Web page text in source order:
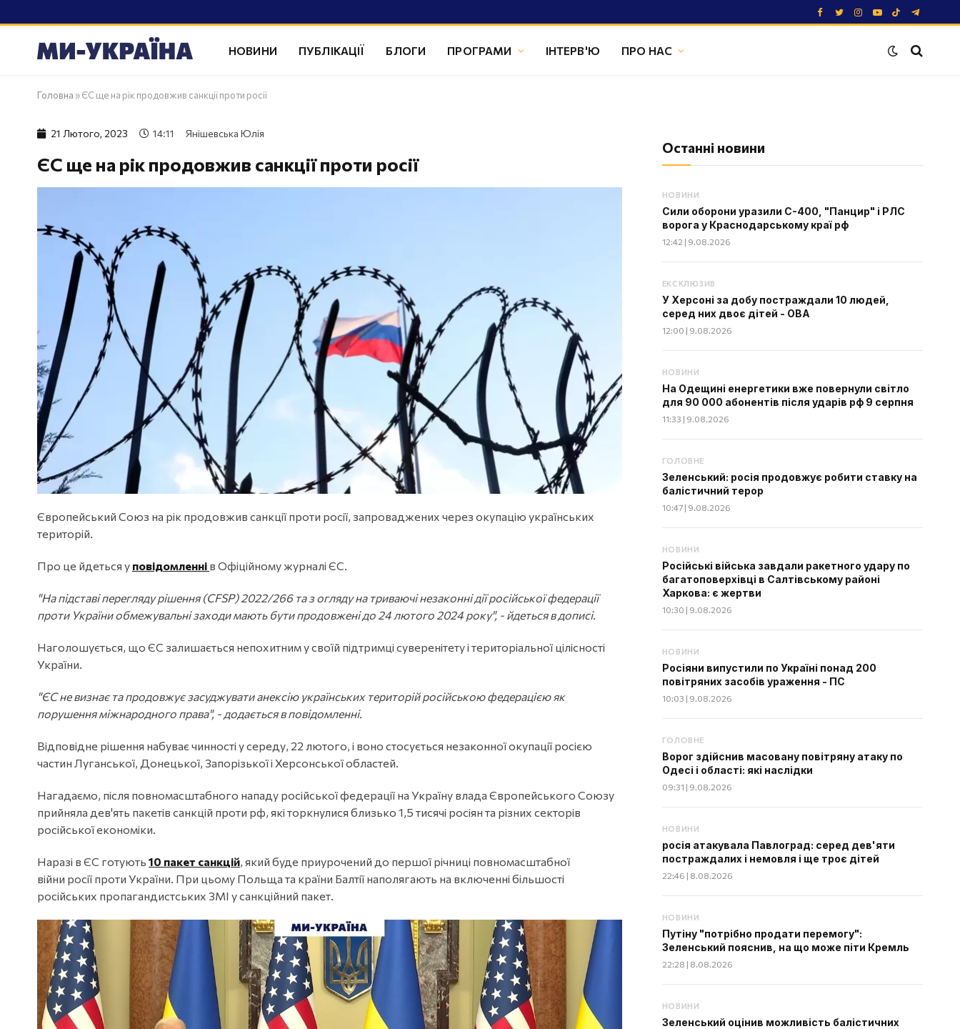
Facebook
TwitterInstagram
YouTube
TikTokTelegram
НОВИНИ ПУБЛІКАЦІЇ БЛОГИ ПРОГРАМИ ІНТЕРВ'Ю ПРО НАС
Головна »ЄС ще на рік продовжив санкції проти росії
21 Лютого, 2023 14:11 Янішевська Юлія
ЄС ще на рік продовжив санкції проти росії
Європейський Союз на рік продовжив санкції проти росії, запроваджених через окупацію українських
територій.
Про це йдеться у повідомленні в Офіційному журналі ЄС.
"На підставі перегляду рішення (CFSP) 2022/266 та з огляду на триваючі незаконні дії російської федерації
проти України обмежувальні заходи мають бути продовжені до 24 лютого 2024 року", - йдеться в дописі.
Наголошується, що ЄС залишається непохитним у своїй підтримці суверенітету і територіальної цілісності
України.
"ЄС не визнає та продовжує засуджувати анексію українських територій російською федерацією як
порушення міжнародного права", - додається в повідомленні.
Відповідне рішення набуває чинності у середу, 22 лютого, і воно стосується незаконної окупації росією
частин Луганської, Донецької, Запорізької і Херсонської областей.
Нагадаємо, після повномасштабного нападу російської федерації на Україну влада Європейського Союзу
прийняла дев'ять пакетів санкцій проти рф, які торкнулися близько 1,5 тисячі росіян та різних секторів
російської економіки.
Наразі в ЄС готують 10 пакет санкцій, який буде приурочений до першої річниці повномасштабної
війни росії проти України. При цьому Польща та країни Балтії наполягають на включенні більшості
російських пропагандистських ЗМІ у санкційний пакет.
Останні новини
НОВИНИ
Сили оборони уразили С-400, "Панцир" і РЛС
ворога у Краснодарському краї рф
12:42 | 9.08.2026
ЕКСКЛЮЗИВ
У Херсоні за добу постраждали 10 людей,
серед них двоє дітей - ОВА
12:00 | 9.08.2026
НОВИНИ
На Одещині енергетики вже повернули світло
для 90 000 абонентів після ударів рф 9 серпня
11:33 | 9.08.2026
ГОЛОВНЕ
Зеленський: росія продовжує робити ставку на
балістичний терор
10:47 | 9.08.2026
НОВИНИ
Російські війська завдали ракетного удару по
багатоповерхівці в Салтівському районі
Харкова: є жертви
10:30 | 9.08.2026
НОВИНИ
Росіяни випустили по Україні понад 200
повітряних засобів ураження - ПС
10:03 | 9.08.2026
ГОЛОВНЕ
Ворог здійснив масовану повітряну атаку по
Одесі і області: які наслідки
09:31 | 9.08.2026
НОВИНИ
росія атакувала Павлоград: серед дев'яти
постраждалих і немовля і ще троє дітей
22:46 | 8.08.2026
НОВИНИ
Путіну "потрібно продати перемогу":
Зеленський пояснив, на що може піти Кремль
22:28 | 8.08.2026
НОВИНИ
Зеленський оцінив можливість балістичних